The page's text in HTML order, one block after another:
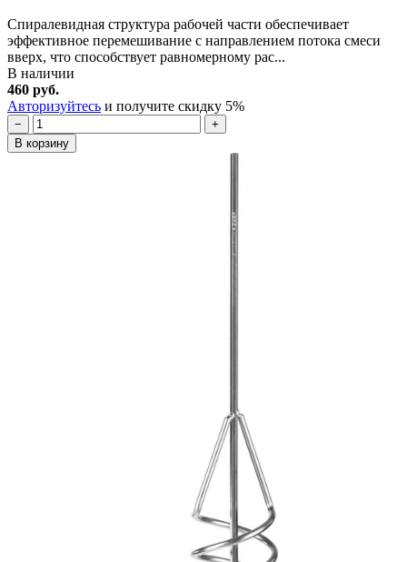
Спиралевидная структура рабочей части обеспечивает
эффективное перемешивание с направлением потока смеси
вверх, что способствует равномерному рас...
В наличии
460 руб.
Авторизуйтесь и получите скидку 5%
−
+
В корзину